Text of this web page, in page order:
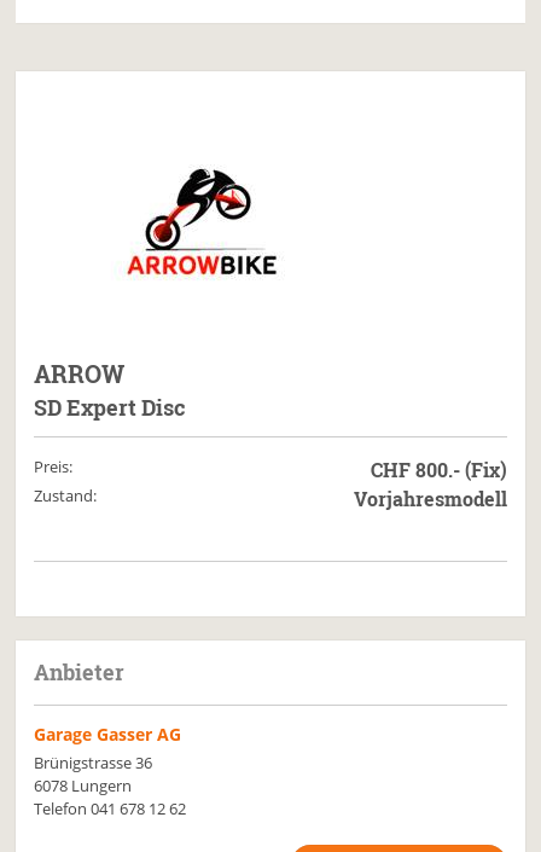
ARROW
SD Expert Disc
Preis: CHF 800.- (Fix)
Zustand: Vorjahresmodell
Anbieter
Garage Gasser AG
Brünigstrasse 36
6078 Lungern
Telefon041 678 12 62